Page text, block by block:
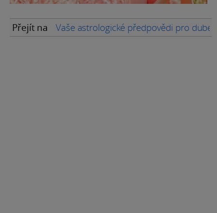
Přejít na Vaše astrologické předpovědi pro